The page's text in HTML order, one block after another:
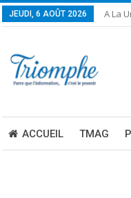
JEUDI, 6 AOÛT 2026 A La
ACCUEIL TMAG